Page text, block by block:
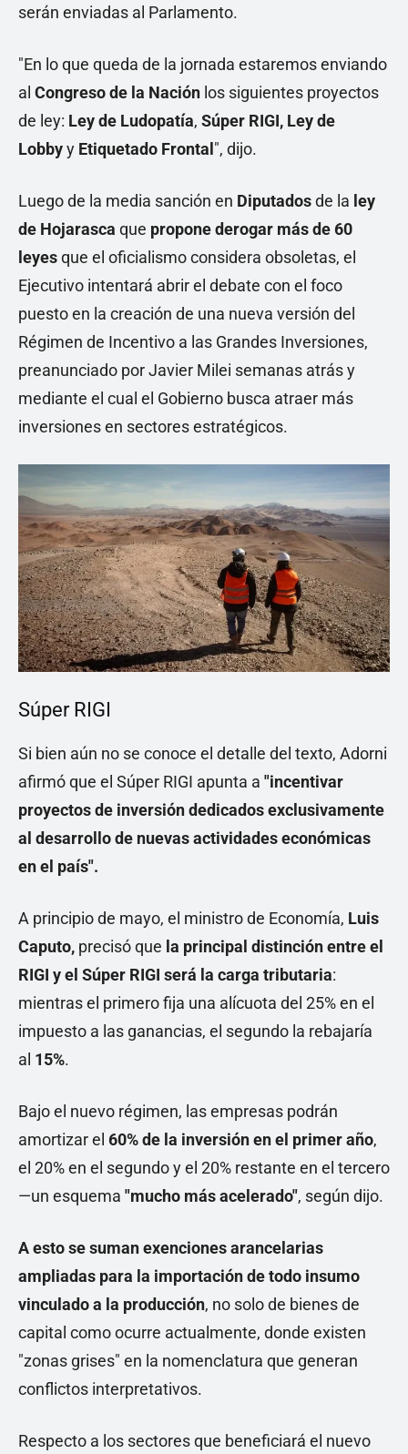
serán enviadas al Parlamento.
"En lo que queda de la jornada estaremos enviando
al Congreso de la Nación los siguientes proyectos
de ley: Ley de Ludopatía, Súper RIGI, Ley de
Lobbyy Etiquetado Frontal", dijo.
Luego de la media sanción en Diputadosde la ley
de Hojarasca que propone derogar más de 60
leyesque el oficialismo considera obsoletas, el
Ejecutivo intentará abrir el debate con el foco
puesto en la creación de una nueva versión del
Régimen de Incentivo a las Grandes Inversiones,
preanunciado por Javier Milei semanas atrás y
mediante el cual el Gobierno busca atraer más
inversiones en sectores estratégicos.
Súper RIGI
Si bien aún no se conoce el detalle del texto, Adorni
afirmó que el Súper RIGI apunta a "incentivar
proyectos de inversión dedicados exclusivamente
al desarrollo de nuevas actividades económicas
en el país".
A principio de mayo, el ministro de Economía, Luis
Caputo, precisó que la principal distinción entre el
RIGI y el Súper RIGI será la carga tributaria:
mientras el primero fija una alícuota del 25% en el
impuesto a las ganancias, el segundo la rebajaría
al 15%.
Bajo el nuevo régimen, las empresas podrán
amortizar el 60% de la inversión en el primer año,
el 20% en el segundo y el 20% restante en el tercero
—un esquema "mucho más acelerado", según dijo.
A esto se suman exenciones arancelarias
ampliadas para la importación de todo insumo
vinculado a la producción, no solo de bienes de
capital como ocurre actualmente, donde existen
"zonas grises" en la nomenclatura que generan
conflictos interpretativos.
Respecto a los sectores que beneficiará el nuevo